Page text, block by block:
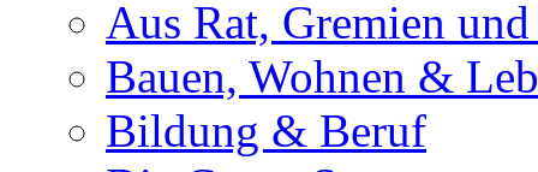
Aus Rat, Gremien
Bauen, Wohnen &
Bildung & Beruf